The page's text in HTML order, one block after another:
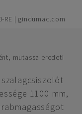
RE | gindumac.com
mutassa eredeti
szalagcsiszolót
1100 mm,